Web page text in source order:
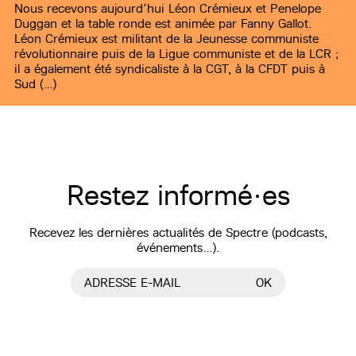
Nous recevons aujourd’hui Léon Crémieux et Penelope
Duggan et la table ronde est animée par Fanny Gallot.
Léon Crémieux est militant de la Jeunesse communiste
révolutionnaire puis de la Ligue communiste et de la LCR ;
il a également été syndicaliste à la CGT, à la CFDT puis à
Sud (…)
Restez informé·es
Recevez les dernières actualités de Spectre (podcasts,
événements…).
ADRESSE E-MAIL OK